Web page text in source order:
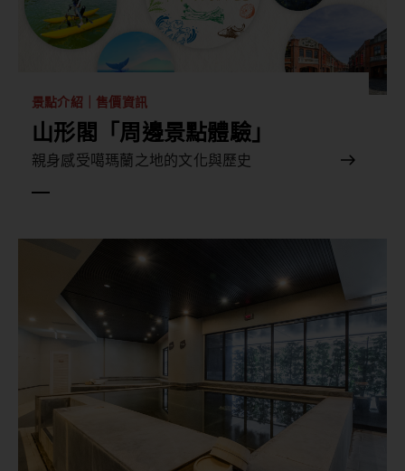
景點介紹｜售價資訊
山形閣「周邊景點體驗」
親身感受噶瑪蘭之地的文化與歷史